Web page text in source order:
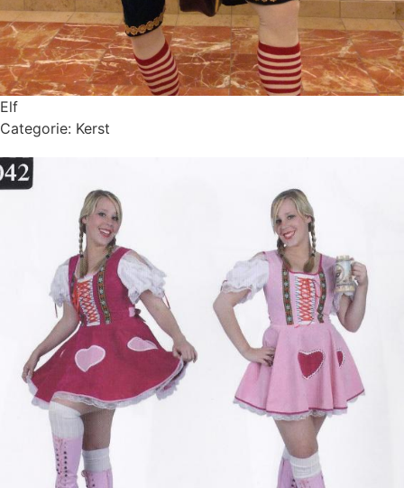
Elf
Categorie: Kerst